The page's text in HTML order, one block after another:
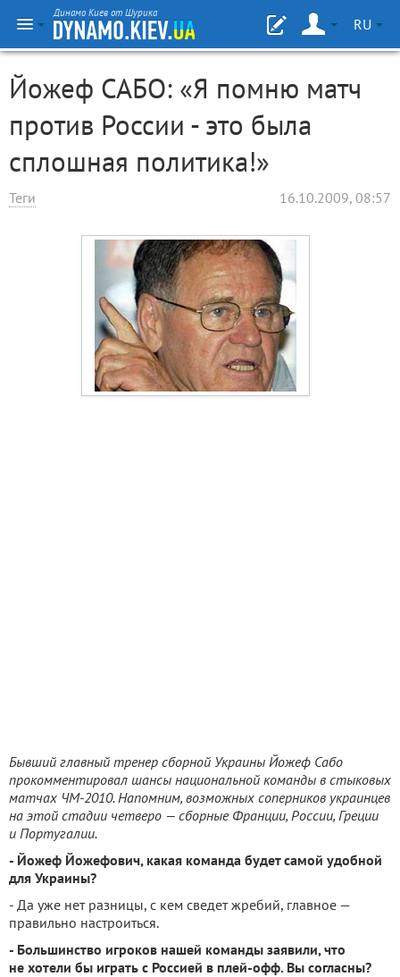
Динамо Киев от Шурика
RU
Йожеф САБО: «Я помню матч
против России - это была
сплошная политика!»
Теги 16.10.2009, 08:57
Бывший главный тренер сборной Украины Йожеф Сабо
прокомментировал шансы национальной команды в стыковых
матчах ЧМ-2010. Напомним, возможных соперников украинцев
на этой стадии четверо — сборные Франции, России, Греции
и Португалии.
- Йожеф Йожефович, какая команда будет самой удобной
для Украины?
- Да уже нет разницы, с кем сведет жребий, главное —
правильно настроиться.
- Большинство игроков нашей команды заявили, что
не хотели бы играть с Россией в плей-офф. Вы согласны?